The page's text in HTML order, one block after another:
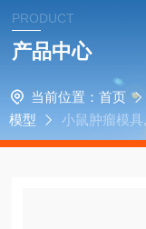
PRODUCT
产品中心
当前位置： 首页
模型
小鼠肿瘤模